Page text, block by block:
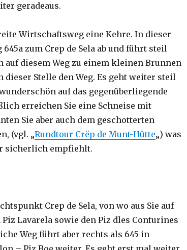
geradeaus.
Wirtschaftsweg eine Kehre. In dieser
zum Crep de Sela ab und führt steil
auf diesem Weg zu einem kleinen Brunnen
Stelle den Weg. Es geht weiter steil
auf das gegenüberliegende
erreichen Sie eine Schneise mit
Sie aber auch dem geschotterten
(vgl. „Rundtour Crëp de Munt-Hütte„) was
sicherlich empfiehlt.
Crep de Sela, von wo aus Sie auf
Lavarela sowie den Piz dles Conturines
Weg führt aber rechts als 645 in